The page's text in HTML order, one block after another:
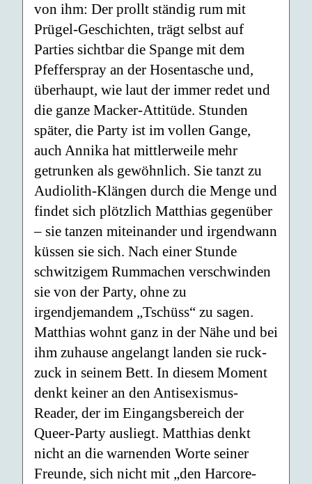
von ihm: Der prollt ständig rum mit
Prügel-Geschichten, trägt selbst auf
Parties sichtbar die Spange mit dem
Pfefferspray an der Hosentasche und,
überhaupt, wie laut der immer redet und
die ganze Macker-Attitüde. Stunden
später, die Party ist im vollen Gange,
auch Annika hat mittlerweile mehr
getrunken als gewöhnlich. Sie tanzt zu
Audiolith-Klängen durch die Menge und
findet sich plötzlich Matthias gegenüber
– sie tanzen miteinander und irgendwann
küssen sie sich. Nach einer Stunde
schwitzigem Rummachen verschwinden
sie von der Party, ohne zu
irgendjemandem „Tschüss“ zu sagen.
Matthias wohnt ganz in der Nähe und bei
ihm zuhause angelangt landen sie ruck-
zuck in seinem Bett. In diesem Moment
denkt keiner an den Antisexismus-
Reader, der im Eingangsbereich der
Queer-Party ausliegt. Matthias denkt
nicht an die warnenden Worte seiner
Freunde, sich nicht mit „den Harcore-